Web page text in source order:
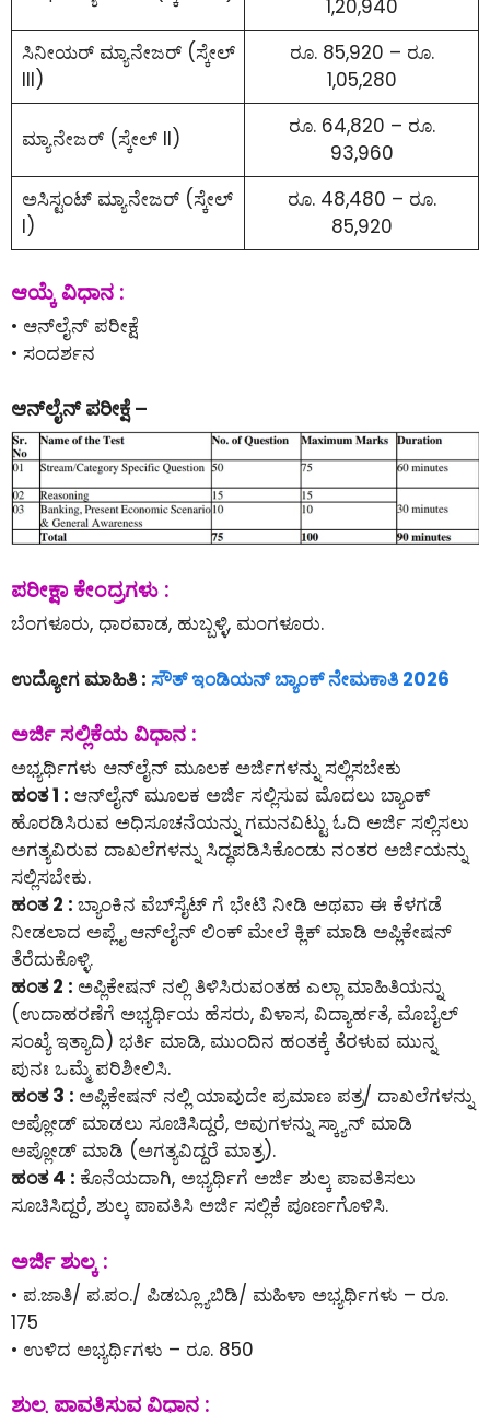
1,20,940
ಸಿನೀಯರ್ ಮ್ಯಾನೇಜರ್ (ಸ್ಕೇಲ್
III)
ರೂ. 85,920 – ರೂ.
1,05,280
ಮ್ಯಾನೇಜರ್ (ಸ್ಕೇಲ್ II)
ರೂ. 64,820 – ರೂ.
93,960
ಅಸಿಸ್ಟಂಟ್ ಮ್ಯಾನೇಜರ್ (ಸ್ಕೇಲ್
I)
ರೂ. 48,480 – ರೂ.
85,920
ಆಯ್ಕೆ ವಿಧಾನ :
• ಆನ್‌ಲೈನ್‌ ಪರೀಕ್ಷೆ
• ಸಂದರ್ಶನ
ಆನ್‌ಲೈನ್‌ ಪರೀಕ್ಷೆ –
ಪರೀಕ್ಷಾ ಕೇಂದ್ರಗಳು :
ಬೆಂಗಳೂರು, ಧಾರವಾಡ, ಹುಬ್ಬಳ್ಳಿ, ಮಂಗಳೂರು.
ಉದ್ಯೋಗ ಮಾಹಿತಿ : ಸೌತ್ ಇಂಡಿಯನ್ ಬ್ಯಾಂಕ್ ನೇಮಕಾತಿ 2026
ಅರ್ಜಿ ಸಲ್ಲಿಕೆಯ ವಿಧಾನ :
ಅಭ್ಯರ್ಥಿಗಳು ಆನ್‌ಲೈನ್‌ ಮೂಲಕ ಅರ್ಜಿಗಳನ್ನು ಸಲ್ಲಿಸಬೇಕು
ಹಂತ 1 : ಆನ್‌ಲೈನ್‌ ಮೂಲಕ ಅರ್ಜಿ ಸಲ್ಲಿಸುವ ಮೊದಲು ಬ್ಯಾಂಕ್
ಹೊರಡಿಸಿರುವ ಅಧಿಸೂಚನೆಯನ್ನು ಗಮನವಿಟ್ಟು ಓದಿ ಅರ್ಜಿ ಸಲ್ಲಿಸಲು
ಅಗತ್ಯವಿರುವ ದಾಖಲೆಗಳನ್ನು ಸಿದ್ಧಪಡಿಸಿಕೊಂಡು ನಂತರ ಅರ್ಜಿಯನ್ನು
ಸಲ್ಲಿಸಬೇಕು.
ಹಂತ 2 : ಬ್ಯಾಂಕಿನ ವೆಬ್‌ಸೈಟ್ ಗೆ ಭೇಟಿ ನೀಡಿ ಅಥವಾ ಈ ಕೆಳಗಡೆ
ನೀಡಲಾದ ಅಪ್ಲೈ ಆನ್‌ಲೈನ್‌ ಲಿಂಕ್ ಮೇಲೆ ಕ್ಲಿಕ್ ಮಾಡಿ ಅಪ್ಲಿಕೇಷನ್
ತೆರೆದುಕೊಳ್ಳಿ.
ಹಂತ 2 : ಅಪ್ಲಿಕೇಷನ್ ನಲ್ಲಿ ತಿಳಿಸಿರುವಂತಹ ಎಲ್ಲಾ ಮಾಹಿತಿಯನ್ನು
(ಉದಾಹರಣೆಗೆ ಅಭ್ಯರ್ಥಿಯ ಹೆಸರು, ವಿಳಾಸ, ವಿದ್ಯಾರ್ಹತೆ, ಮೊಬೈಲ್
ಸಂಖ್ಯೆ ಇತ್ಯಾದಿ) ಭರ್ತಿ ಮಾಡಿ, ಮುಂದಿನ ಹಂತಕ್ಕೆ ತೆರಳುವ ಮುನ್ನ
ಪುನಃ ಒಮ್ಮೆ ಪರಿಶೀಲಿಸಿ.
ಹಂತ 3 : ಅಪ್ಲಿಕೇಷನ್ ನಲ್ಲಿ ಯಾವುದೇ ಪ್ರಮಾಣ ಪತ್ರ/ ದಾಖಲೆಗಳನ್ನು
ಅಪ್ಲೋಡ್ ಮಾಡಲು ಸೂಚಿಸಿದ್ದರೆ, ಅವುಗಳನ್ನು ಸ್ಕ್ಯಾನ್ ಮಾಡಿ
ಅಪ್ಲೋಡ್ ಮಾಡಿ (ಅಗತ್ಯವಿದ್ದರೆ ಮಾತ್ರ).
ಹಂತ 4 : ಕೊನೆಯದಾಗಿ, ಅಭ್ಯರ್ಥಿಗೆ ಅರ್ಜಿ ಶುಲ್ಕ ಪಾವತಿಸಲು
ಸೂಚಿಸಿದ್ದರೆ, ಶುಲ್ಕ ಪಾವತಿಸಿ ಅರ್ಜಿ ಸಲ್ಲಿಕೆ ಪೂರ್ಣಗೊಳಿಸಿ.
ಅರ್ಜಿ ಶುಲ್ಕ :
• ಪ.ಜಾತಿ/ ಪ.ಪಂ./ ಪಿಡಬ್ಲ್ಯೂಬಿಡಿ/ ಮಹಿಳಾ ಅಭ್ಯರ್ಥಿಗಳು – ರೂ.
175
• ಉಳಿದ ಅಭ್ಯರ್ಥಿಗಳು – ರೂ. 850
ಶುಲ್ಕ ಪಾವತಿಸುವ ವಿಧಾನ :